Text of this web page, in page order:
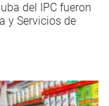
del IPC fueron
y Servicios de